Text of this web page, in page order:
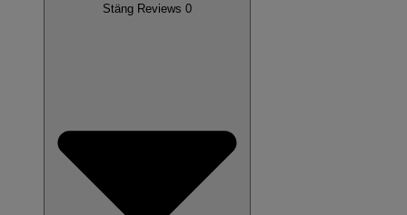
Stäng Reviews 0